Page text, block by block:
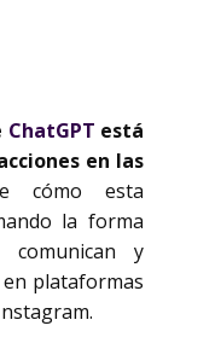
ChatGPT está
en las
cómo esta
la forma
y
plataformas